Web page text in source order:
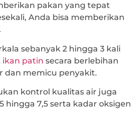
pakan yang tepat
Anda bisa memberikan
sebanyak 2 hingga 3 kali
ikan patin secara berlebihan
dan memicu penyakit.
kontrol kualitas air juga
hingga 7,5 serta kadar oksigen